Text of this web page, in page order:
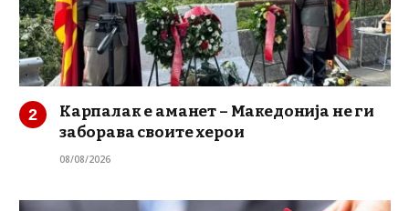
Карпалак е аманет – Македонија не ги
заборава своите херои
08/08/2026